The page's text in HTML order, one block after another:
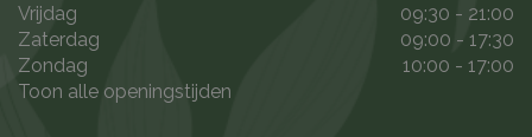
Vrijdag
09:30 - 21:00
Zaterdag
09:00 - 17:30
Zondag
10:00 - 17:00
Toon alle openingstijden